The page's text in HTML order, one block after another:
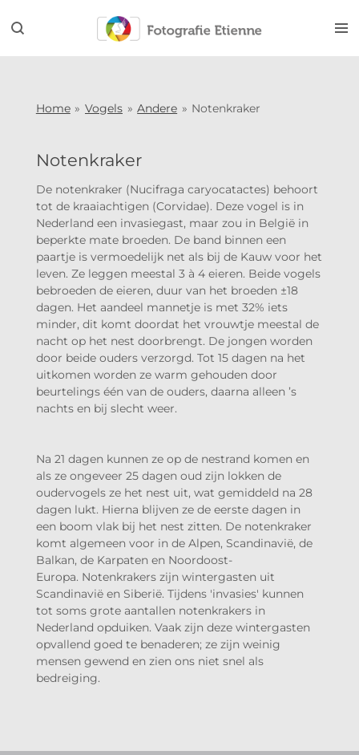
direct
Home » Vogels » Andere » Notenkraker
Notenkraker
De notenkraker (Nucifraga caryocatactes) behoort
tot de kraaiachtigen (Corvidae). Deze vogel is in
Nederland een invasiegast, maar zou in België in
beperkte mate broeden. De band binnen een
paartje is vermoedelijk net als bij de Kauw voor het
leven. Ze leggen meestal 3 à 4 eieren. Beide vogels
bebroeden de eieren, duur van het broeden ±18
dagen. Het aandeel mannetje is met 32% iets
minder, dit komt doordat het vrouwtje meestal de
nacht op het nest doorbrengt. De jongen worden
door beide ouders verzorgd. Tot 15 dagen na het
uitkomen worden ze warm gehouden door
beurtelings één van de ouders, daarna alleen ’s
nachts en bij slecht weer.
Na 21 dagen kunnen ze op de nestrand komen en
als ze ongeveer 25 dagen oud zijn lokken de
oudervogels ze het nest uit, wat gemiddeld na 28
dagen lukt. Hierna blijven ze de eerste dagen in
een boom vlak bij het nest zitten. De notenkraker
komt algemeen voor in de Alpen, Scandinavië, de
Balkan, de Karpaten en Noordoost-
Europa. Notenkrakers zijn wintergasten uit
Scandinavië en Siberië. Tijdens 'invasies' kunnen
tot soms grote aantallen notenkrakers in
Nederland opduiken. Vaak zijn deze wintergasten
opvallend goed te benaderen; ze zijn weinig
mensen gewend en zien ons niet snel als
bedreiging.